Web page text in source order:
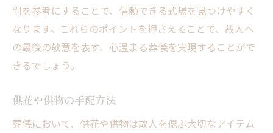
判を参考にすることで、信頼できる式場を見つけやすく
なります。これらのポイントを押さえることで、故人へ
の最後の敬意を表す、心温まる葬儀を実現することがで
きるでしょう。
供花や供物の手配方法
葬儀において、供花や供物は故人を偲ぶ大切なアイテム